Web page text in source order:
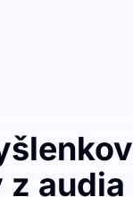
audia